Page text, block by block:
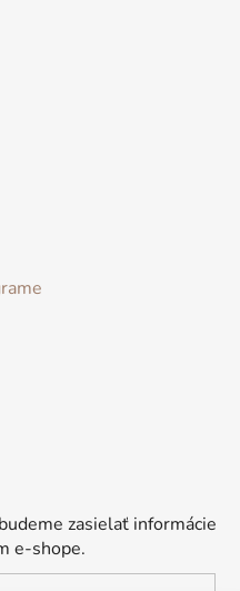
zasielať informácie
e-shope.